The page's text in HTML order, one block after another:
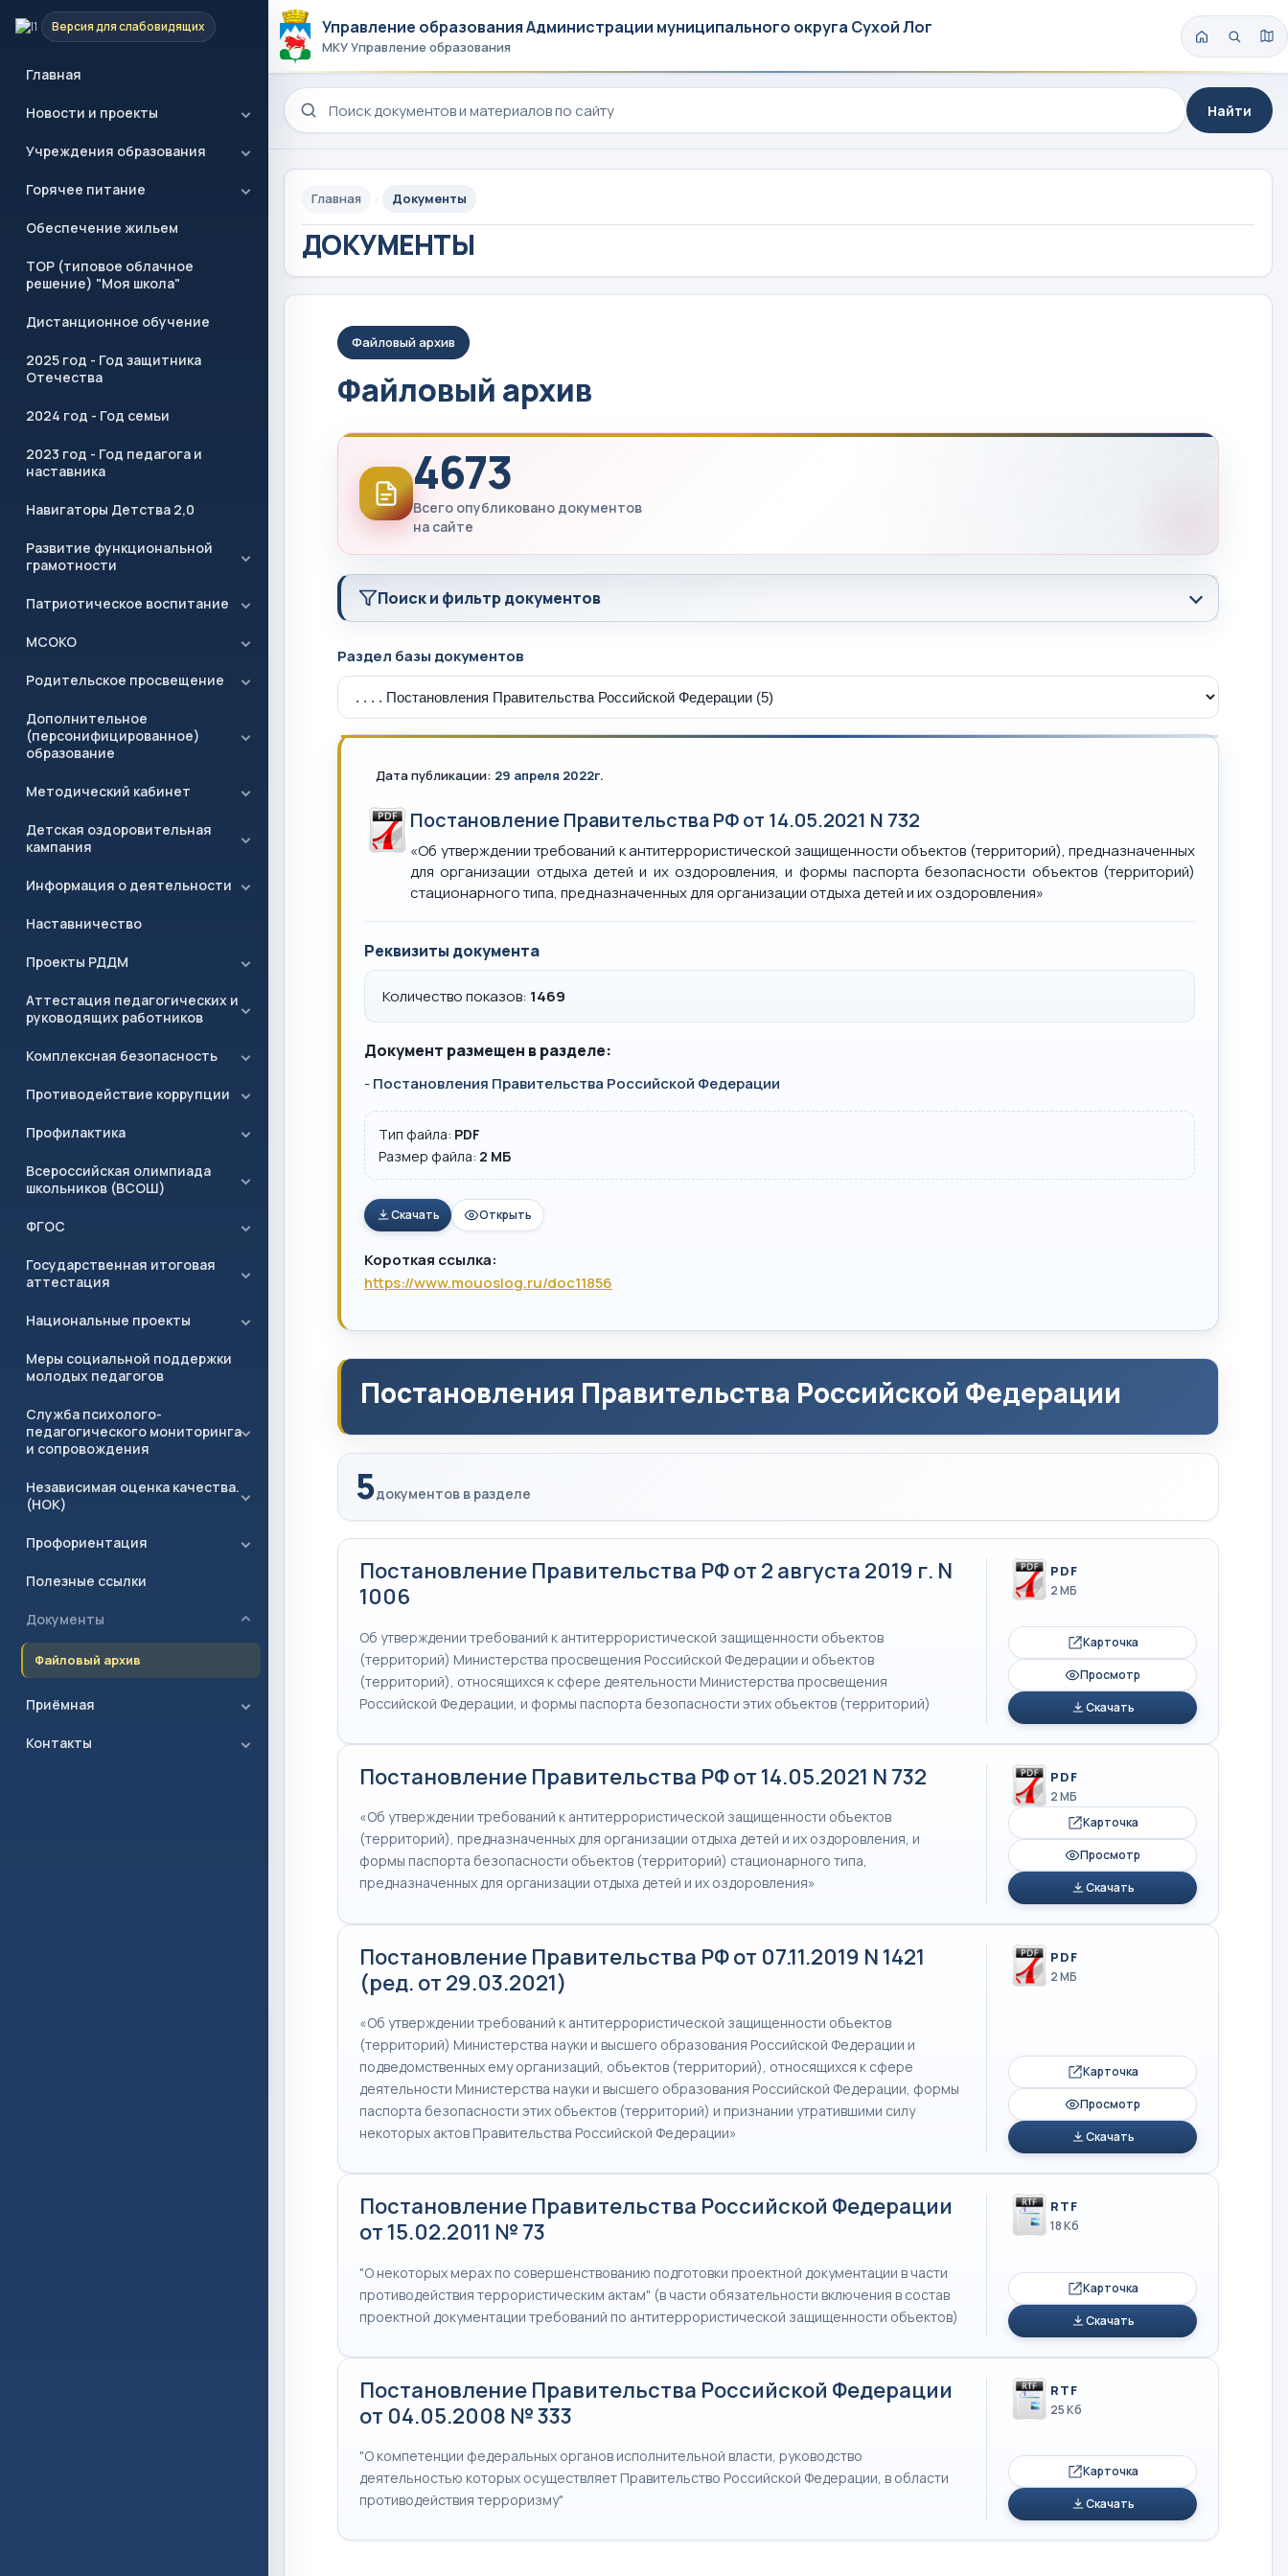
Версия для слабовидящих
Главная
Новости и проекты
Учреждения образования
Горячее питание
Обеспечение жильем
ТОР (типовое облачное
решение) "Моя школа"
Дистанционное обучение
2025 год - Год защитника
Отечества
2024 год - Год семьи
2023 год - Год педагога и
наставника
Навигаторы Детства 2,0
Развитие функциональной
грамотности
Патриотическое воспитание
МСОКО
Родительское просвещение
Дополнительное
(персонифицированное)
образование
Методический кабинет
Детская оздоровительная
кампания
Информация о деятельности
Наставничество
Проекты РДДМ
Аттестация педагогических и
руководящих работников
Комплексная безопасность
Противодействие коррупции
Профилактика
Всероссийская олимпиада
школьников (ВСОШ)
ФГОС
Государственная итоговая
аттестация
Национальные проекты
Меры социальной поддержки
молодых педагогов
Служба психолого-
педагогического мониторинга
и сопровождения
Независимая оценка качества.
(НОК)
Профориентация
Полезные ссылки
Документы
Файловый архив
Приёмная
Контакты
Управление образования Администрации муниципального округа Сухой Лог
МКУ Управление образования
Поиск по сайту
Найти
Главная Документы
ДОКУМЕНТЫ
Файловый архив
Файловый архив
4673
Всего опубликовано документов
на сайте
Поиск и фильтр документов
Раздел базы документов
Дата публикации: 29 апреля 2022г.
Постановление Правительства РФ от 14.05.2021 N 732
«Об утверждении требований к антитеррористической защищенности объектов (территорий), предназначенных
для организации отдыха детей и их оздоровления, и формы паспорта безопасности объектов (территорий)
стационарного типа, предназначенных для организации отдыха детей и их оздоровления»
Реквизиты документа
Количество показов: 1469
Документ размещен в разделе:
-Постановления Правительства Российской Федерации
Тип файла: PDF
Размер файла: 2 MБ
Скачать Открыть
Короткая ссылка:
https://www.mouoslog.ru/doc11856
Постановления Правительства Российской Федерации
5документов в разделе
Постановление Правительства РФ от 2 августа 2019 г. N
1006
Об утверждении требований к антитеррористической защищенности объектов
(территорий) Министерства просвещения Российской Федерации и объектов
(территорий), относящихся к сфере деятельности Министерства просвещения
Российской Федерации, и формы паспорта безопасности этих объектов (территорий)
PDF
2 МБ
Карточка
Просмотр
Скачать
Постановление Правительства РФ от 14.05.2021 N 732
«Об утверждении требований к антитеррористической защищенности объектов
(территорий), предназначенных для организации отдыха детей и их оздоровления, и
формы паспорта безопасности объектов (территорий) стационарного типа,
предназначенных для организации отдыха детей и их оздоровления»
PDF
2 МБ
Карточка
Просмотр
Скачать
Постановление Правительства РФ от 07.11.2019 N 1421
(ред. от 29.03.2021)
«Об утверждении требований к антитеррористической защищенности объектов
(территорий) Министерства науки и высшего образования Российской Федерации и
подведомственных ему организаций, объектов (территорий), относящихся к сфере
деятельности Министерства науки и высшего образования Российской Федерации, формы
паспорта безопасности этих объектов (территорий) и признании утратившими силу
некоторых актов Правительства Российской Федерации»
PDF
2 МБ
Карточка
Просмотр
Скачать
Постановление Правительства Российской Федерации
от 15.02.2011 № 73
"О некоторых мерах по совершенствованию подготовки проектной документации в части
противодействия террористическим актам" (в части обязательности включения в состав
проектной документации требований по антитеррористической защищенности объектов)
RTF
18 Кб
Карточка
Скачать
Постановление Правительства Российской Федерации
от 04.05.2008 № 333
"О компетенции федеральных органов исполнительной власти, руководство
деятельностью которых осуществляет Правительство Российской Федерации, в области
противодействия терроризму"
RTF
25 Кб
Карточка
Скачать